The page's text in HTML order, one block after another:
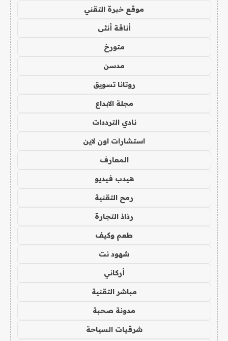
موقع خبرة التقني
أناقة أنثى
متورخ
مدسن
روتانا تسويق
مجلة الابداع
نادي الترددات
استشارات اون لاين
المعارف
هيدب فيديو
رمح التقنية
رذاذ التجارة
طعم وكيف
شهود نت
أركاني
مباشر التقنية
مدونة صحبة
شرقيات السياحة